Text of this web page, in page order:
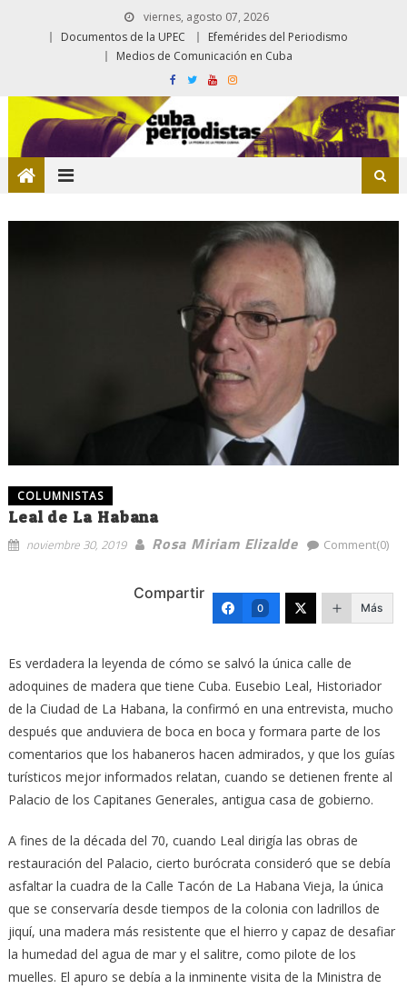
viernes, agosto 07, 2026
Documentos de la UPEC
Efemérides del Periodismo
Medios de Comunicación en Cuba
COLUMNISTAS
Leal de La Habana
noviembre 30, 2019 Rosa Miriam Elizalde Comment(0)
Compartir
0 Más
Es verdadera la leyenda de cómo se salvó la única calle de
adoquines de madera que tiene Cuba. Eusebio Leal, Historiador
de la Ciudad de La Habana, la confirmó en una entrevista, mucho
después que anduviera de boca en boca y formara parte de los
comentarios que los habaneros hacen admirados, y que los guías
turísticos mejor informados relatan, cuando se detienen frente al
Palacio de los Capitanes Generales, antigua casa de gobierno.
A fines de la década del 70, cuando Leal dirigía las obras de
restauración del Palacio, cierto burócrata consideró que se debía
asfaltar la cuadra de la Calle Tacón de La Habana Vieja, la única
que se conservaría desde tiempos de la colonia con ladrillos de
jiquí, una madera más resistente que el hierro y capaz de desafiar
la humedad del agua de mar y el salitre, como pilote de los
muelles. El apuro se debía a la inminente visita de la Ministra de